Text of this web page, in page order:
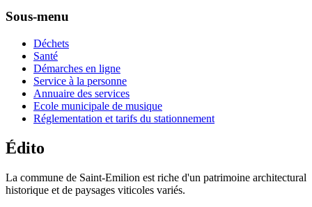
Sous-menu
Déchets
Santé
Démarches en ligne
Service à la personne
Annuaire des services
Ecole municipale de musique
Réglementation et tarifs du stationnement
Édito
La commune de Saint-Emilion est riche d'un patrimoine architectural
historique et de paysages viticoles variés.